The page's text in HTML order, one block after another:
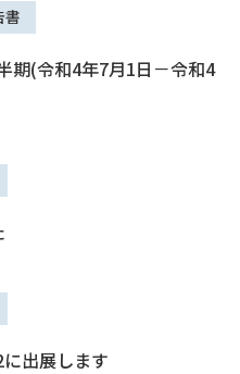
書
期(令和4年7月1日－令和4
出展します